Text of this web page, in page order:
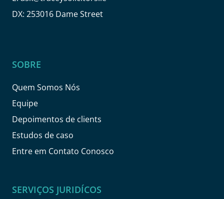
DX: 253016 Dame Street
SOBRE
Quem Somos Nós
Equipe
Depoimentos de clients
Estudos de caso
Entre em Contato Conosco
SERVIÇOS JURIDÍCOS